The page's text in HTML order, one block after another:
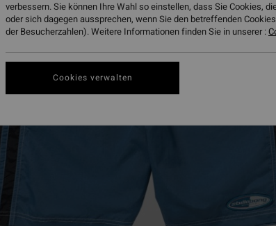
verbessern. Sie können Ihre Wahl so einstellen, dass Sie Cookies,
oder sich dagegen aussprechen, wenn Sie den betreffenden
der Besucherzahlen). Weitere Informationen finden Sie in unserer :
Cookies verwalten